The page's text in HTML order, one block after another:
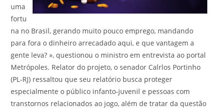
uma
fortu
na no Brasil, gerando muito pouco emprego, mandando
para fora o dinheiro arrecadado aqui, e que vantagem a
gente leva? », questionou o ministro em entrevista ao portal
Metrópoles. Relator do projeto, o senador Calrlos Portinho
(PL-RJ) ressaltou que seu relatório busca proteger
especialmente o público infanto-juvenil e pessoas com
transtornos relacionados ao jogo, além de tratar da questão